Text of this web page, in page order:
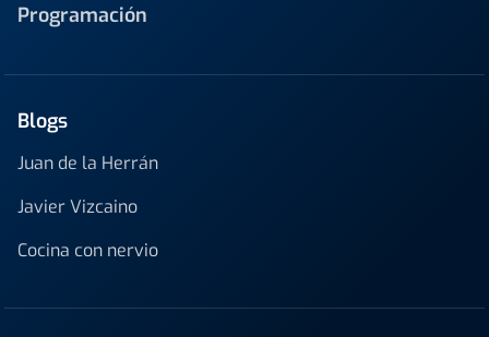
Programación
Blogs
Juan de la Herrán
Javier Vizcaino
Cocina con nervio